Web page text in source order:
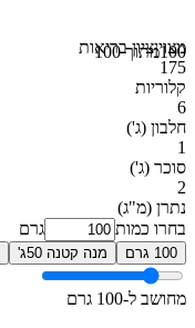
100מתוך 100מצויןציון בריאות
175
קלוריות
6
חלבון (ג')
1
סוכר (ג')
2
נתרן (מ"ג)
בחרו כמות
גרם
100 גרם מנה קטנה 50ג'
מחושב ל-100 גרם